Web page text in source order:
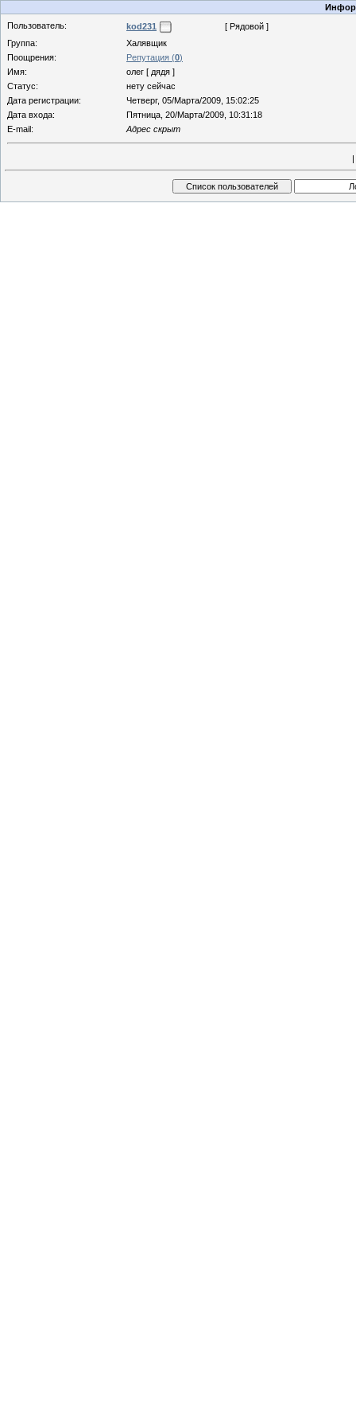
Пользователь:
kod231
[ Рядовой ]
Группа:
Халявщик
Поощрения:
Репутация (0)
Имя:
олег [ дядя ]
Статус:
нету сейчас
Дата регистрации:
Четверг, 05/Марта/2009, 15:02:25
Дата входа:
Пятница, 20/Марта/2009, 10:31:18
E-mail:
Адрес скрыт
|